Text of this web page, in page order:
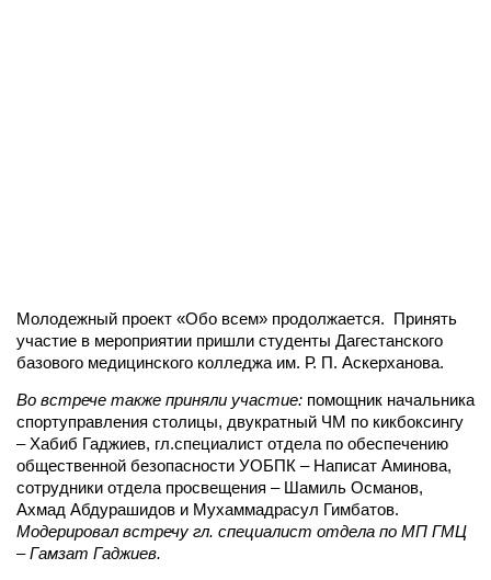
Молодежный проект «Обо всем» продолжается. Принять
участие в мероприятии пришли студенты Дагестанского
базового медицинского колледжа им. Р. П. Аскерханова.
Во встрече также приняли участие: помощник начальника
спортуправления столицы, двукратный ЧМ по кикбоксингу
– Хабиб Гаджиев, гл.специалист отдела по обеспечению
общественной безопасности УОБПК – Написат Аминова,
сотрудники отдела просвещения – Шамиль Османов,
Ахмад Абдурашидов и Мухаммадрасул Гимбатов.
Модерировал встречу гл. специалист отдела по МП ГМЦ
– Гамзат Гаджиев.